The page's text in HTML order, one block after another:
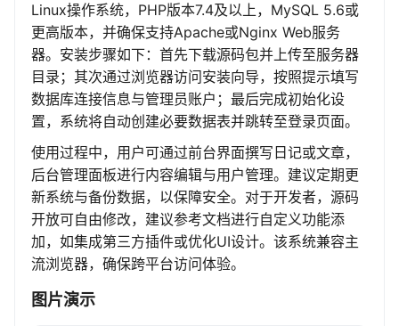
Linux操作系统，PHP版本7.4及以上，MySQL 5.6或
更高版本，并确保支持Apache或Nginx Web服务
器。安装步骤如下：首先下载源码包并上传至服务器
目录；其次通过浏览器访问安装向导，按照提示填写
数据库连接信息与管理员账户；最后完成初始化设
置，系统将自动创建必要数据表并跳转至登录页面。
使用过程中，用户可通过前台界面撰写日记或文章，
后台管理面板进行内容编辑与用户管理。建议定期更
新系统与备份数据，以保障安全。对于开发者，源码
开放可自由修改，建议参考文档进行自定义功能添
加，如集成第三方插件或优化UI设计。该系统兼容主
流浏览器，确保跨平台访问体验。
图片演示